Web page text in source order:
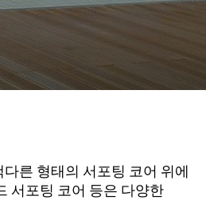
른 형태의 서포팅 코어 위에
서포팅 코어 등은 다양한